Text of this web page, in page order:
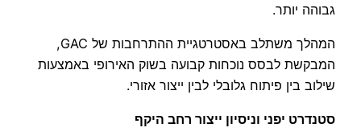
גבוהה יותר.
המהלך משתלב באסטרטגיית ההתרחבות של GAC,
המבקשת לבסס נוכחות קבועה בשוק האירופי באמצעות
שילוב בין פיתוח גלובלי לבין ייצור אזורי.
סטנדרט יפני וניסיון ייצור רחב היקף